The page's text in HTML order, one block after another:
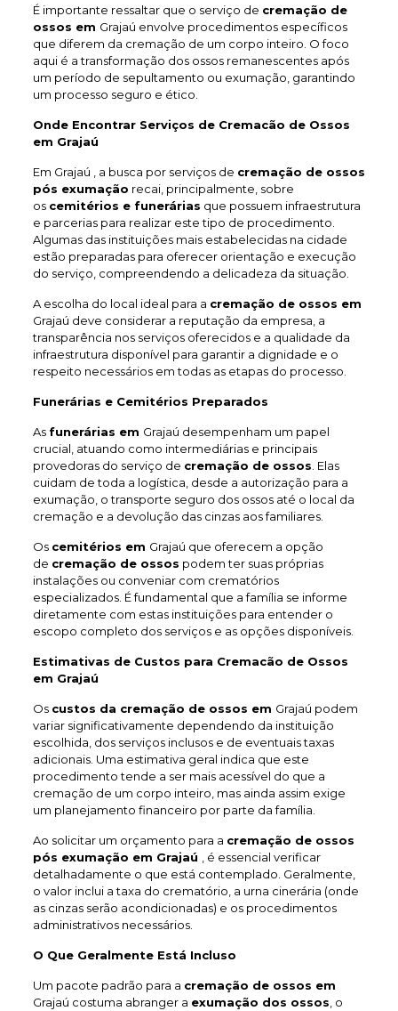
É importante ressaltar que o serviço de cremação de
ossos em Grajaú envolve procedimentos específicos
que diferem da cremação de um corpo inteiro. O foco
aqui é a transformação dos ossos remanescentes após
um período de sepultamento ou exumação, garantindo
um processo seguro e ético.
Onde Encontrar Serviços de Cremacão de Ossos
em Grajaú
Em Grajaú , a busca por serviços de cremação de ossos
pós exumação recai, principalmente, sobre
os cemitérios e funerárias que possuem infraestrutura
e parcerias para realizar este tipo de procedimento.
Algumas das instituições mais estabelecidas na cidade
estão preparadas para oferecer orientação e execução
do serviço, compreendendo a delicadeza da situação.
A escolha do local ideal para a cremação de ossos em
Grajaú deve considerar a reputação da empresa, a
transparência nos serviços oferecidos e a qualidade da
infraestrutura disponível para garantir a dignidade e o
respeito necessários em todas as etapas do processo.
Funerárias e Cemitérios Preparados
As funerárias em Grajaú desempenham um papel
crucial, atuando como intermediárias e principais
provedoras do serviço de cremação de ossos . Elas
cuidam de toda a logística, desde a autorização para a
exumação, o transporte seguro dos ossos até o local da
cremação e a devolução das cinzas aos familiares.
Os cemitérios em Grajaú que oferecem a opção
de cremação de ossos podem ter suas próprias
instalações ou conveniar com crematórios
especializados. É fundamental que a família se informe
diretamente com estas instituições para entender o
escopo completo dos serviços e as opções disponíveis.
Estimativas de Custos para Cremacão de Ossos
em Grajaú
Os custos da cremação de ossos em Grajaú podem
variar significativamente dependendo da instituição
escolhida, dos serviços inclusos e de eventuais taxas
adicionais. Uma estimativa geral indica que este
procedimento tende a ser mais acessível do que a
cremação de um corpo inteiro, mas ainda assim exige
um planejamento financeiro por parte da família.
Ao solicitar um orçamento para a cremação de ossos
pós exumação em Grajaú
, é essencial verificar
detalhadamente o que está contemplado. Geralmente,
o valor inclui a taxa do crematório, a urna cinerária (onde
as cinzas serão acondicionadas) e os procedimentos
administrativos necessários.
O Que Geralmente Está Incluso
Um pacote padrão para a cremação de ossos em
Grajaú costuma abranger a exumação dos ossos , o